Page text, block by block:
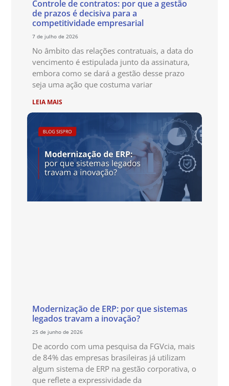
Controle de contratos: por que a gestão
de prazos é decisiva para a
competitividade empresarial
7 de julho de 2026
No âmbito das relações contratuais, a data do
vencimento é estipulada junto da assinatura,
embora como se dará a gestão desse prazo
seja uma ação que costuma variar
LEIA MAIS
Modernização de ERP: por que sistemas
legados travam a inovação?
25 de junho de 2026
De acordo com uma pesquisa da FGVcia, mais
de 84% das empresas brasileiras já utilizam
algum sistema de ERP na gestão corporativa, o
que reflete a expressividade da